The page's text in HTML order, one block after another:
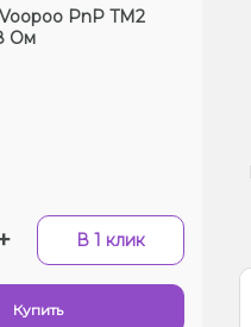
PnP TM2
Ом
В 1 клик
Купить